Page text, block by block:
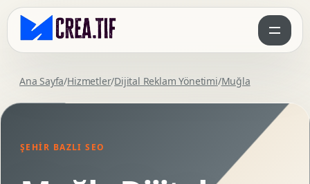
Ana Sayfa/Hizmetler/Dijital Reklam Yönetimi/Muğla
ŞEHIR BAZLI SEO